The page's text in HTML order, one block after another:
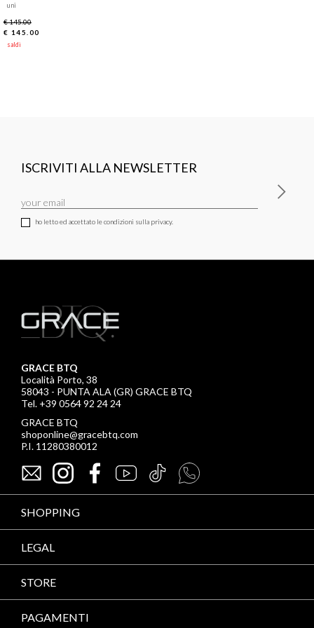
uni
€ 145.00
€ 145.00
saldi
ISCRIVITI ALLA NEWSLETTER
ho letto ed accettato le condizioni sulla privacy.
GRACE BTQ
Località Porto, 38
58043 - PUNTA ALA (GR) GRACE BTQ
Tel. +39 0564 92 24 24
GRACE BTQ
shoponline@gracebtq.com
P.I. 11280380012
SHOPPING
LEGAL
STORE
PAGAMENTI